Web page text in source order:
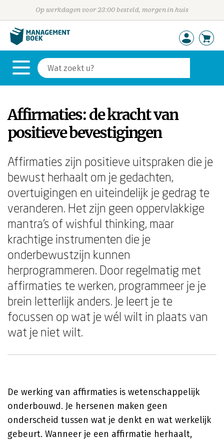
Op werkdagen voor 23:00 besteld, morgen in huis
Affirmaties: de kracht van
positieve bevestigingen
Affirmaties zijn positieve uitspraken die je
bewust herhaalt om je gedachten,
overtuigingen en uiteindelijk je gedrag te
veranderen. Het zijn geen oppervlakkige
mantra's of wishful thinking, maar
krachtige instrumenten die je
onderbewustzijn kunnen
herprogrammeren. Door regelmatig met
affirmaties te werken, programmeer je je
brein letterlijk anders. Je leert je te
focussen op wat je wél wilt in plaats van
wat je niet wilt.
De werking van affirmaties is wetenschappelijk
onderbouwd. Je hersenen maken geen
onderscheid tussen wat je denkt en wat werkelijk
gebeurt. Wanneer je een affirmatie herhaalt,